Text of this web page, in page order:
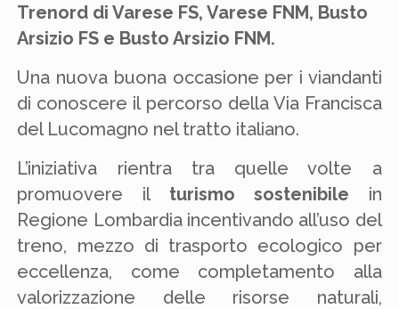
Trenord di Varese FS, Varese FNM, Busto
Arsizio FS e Busto Arsizio FNM.
Una nuova buona occasione per i viandanti
di conoscere il percorso della Via Francisca
del Lucomagno nel tratto italiano.
L’iniziativa rientra tra quelle volte a
promuovere il turismo sostenibile in
Regione Lombardia incentivando all’uso del
treno, mezzo di trasporto ecologico per
eccellenza, come completamento alla
valorizzazione delle risorse naturali,